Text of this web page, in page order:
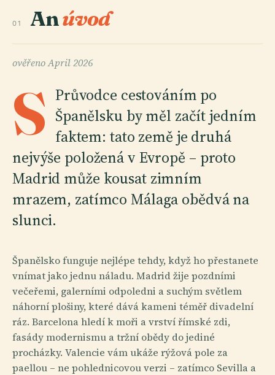
01 Anúvod
ověřenoApril 2026
S Průvodce cestováním po
Španělsku by měl začít jedním
faktem: tato země je druhá
nejvýše položená v Evropě – proto
Madrid může kousat zimním
mrazem, zatímco Málaga obědvá na
slunci.
Španělsko funguje nejlépe tehdy, když ho přestanete
vnímat jako jednu náladu. Madrid žije pozdními
večeřemi, galerními odpoledni a suchým světlem
náhorní plošiny, které dává kameni téměř divadelní
ráz. Barcelona hledí k moři a vrství římské zdi,
fasády modernismu a tržní obědy do jediné
procházky. Valencie vám ukáže rýžová pole za
paellou – ne pohlednicovou verzi – zatímco Sevilla a